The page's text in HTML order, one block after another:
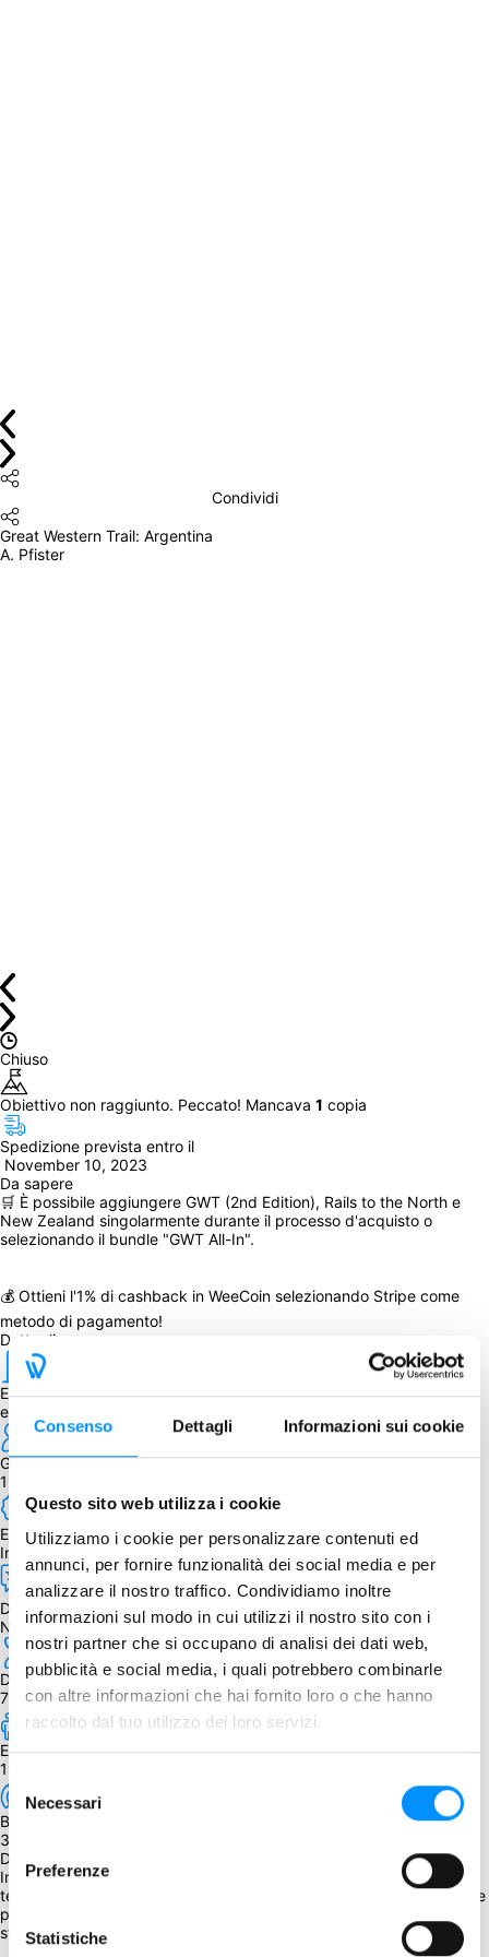
Consenso Dettagli Informazioni sui cookie
Questo sito web utilizza i cookie
Utilizziamo i cookie per personalizzare contenuti ed
annunci, per fornire funzionalità dei social media e per
analizzare il nostro traffico. Condividiamo inoltre
informazioni sul modo in cui utilizzi il nostro sito con i
nostri partner che si occupano di analisi dei dati web,
pubblicità e social media, i quali potrebbero combinarle
con altre informazioni che hai fornito loro o che hanno
raccolto dal tuo utilizzo dei loro servizi.
Selezione
del
consenso
Necessari
Preferenze
Statistiche
Condividi
Great Western Trail: Argentina
A. Pfister
Chiuso
Obiettivo non raggiunto. Peccato! Mancava 1 copia
Spedizione prevista entro il
November 10, 2023
Da sapere
🛒 È possibile aggiungere GWT (2nd Edition), Rails to the North e
New Zealand singolarmente durante il processo d'acquisto o
selezionando il bundle "GWT All-In".
💰 Ottieni l'1% di cashback in WeeCoin selezionando Stripe come
metodo di pagamento!
Dettagli
Editore
eggertspiele
Giocatori
1 - 4
Edizione
Inglese
Dipendenza dalla lingua
Nessuna
Durata
75 - 150 min.
Età
12+
BGG Weight
3.67
Descrizione
In Great Western Trail: Argentina, i giocatori possiedono un vasta
tenuta nell'Argentina della fine del XIX secolo e devono percorrere le
pianure della Pampa con il proprio bestiame per consegnarlo alla
stazione ferroviaria di Buenos Aires.